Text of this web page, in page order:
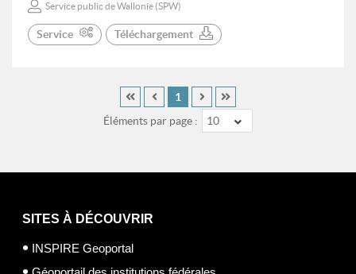
Service public de Wallonie (SPW)
Service Téléchargement
Éléments par page : 10
1
SITES À DÉCOUVRIR
INSPIRE Geoportal